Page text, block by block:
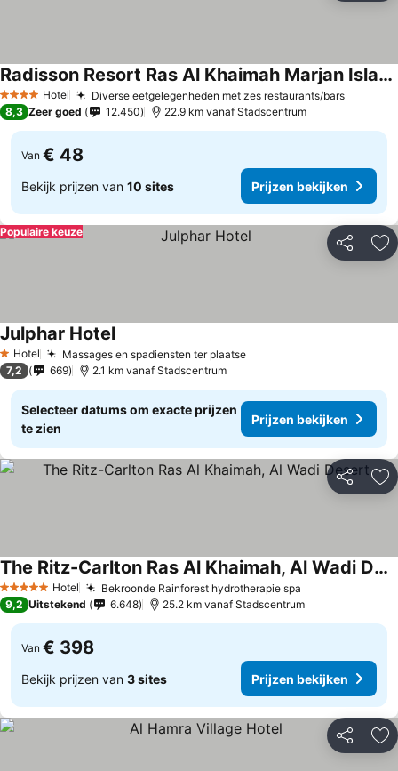
4 SterrenHotel Diverse eetgelegenheden met zes restaurants/bars
Radisson Resort Ras Al Khaimah Marjan Island
8,3 Zeer goed 12.450 22.9 km vanaf Stadscentrum
Van € 48
Bekijk prijzen van 10 sites Prijzen bekijken
Delen
Populaire keuze
1 Sterren
Hotel Massages en spadiensten ter plaatse
Julphar Hotel
7,2 669 2.1 km vanaf Stadscentrum
Selecteer datums om exacte prijzen
te zien
Prijzen bekijken
Delen
5 Sterren Hotel Bekroonde Rainforest hydrotherapie spa
The Ritz-Carlton Ras Al Khaimah, Al Wadi Desert
9,2 Uitstekend 6.648 25.2 km vanaf Stadscentrum
Van € 398
Bekijk prijzen van 3 sites Prijzen bekijken
Delen